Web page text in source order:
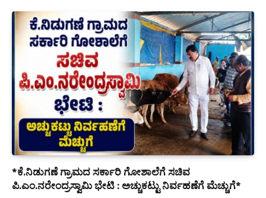
*ಕೆ.ನಿಡುಗಣೆ ಗ್ರಾಮದ ಸರ್ಕಾರಿ ಗೋಶಾಲೆಗೆ ಸಚಿವ
ಪಿ.ಎಂ.ನರೇಂದ್ರಸ್ವಾಮಿ ಭೇಟಿ : ಅಚ್ಚುಕಟ್ಟು ನಿರ್ವಹಣೆಗೆ ಮೆಚ್ಚುಗೆ*